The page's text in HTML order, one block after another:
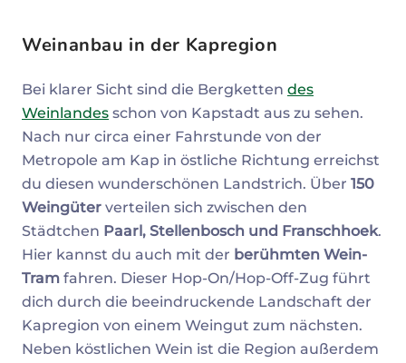
Weinanbau in der Kapregion
Bei klarer Sicht sind die Bergketten des
Weinlandes schon von Kapstadt aus zu sehen.
Nach nur circa einer Fahrstunde von der
Metropole am Kap in östliche Richtung erreichst
du diesen wunderschönen Landstrich. Über 150
Weingüter verteilen sich zwischen den
Städtchen Paarl, Stellenbosch und Franschhoek.
Hier kannst du auch mit der berühmten Wein-
Tram fahren. Dieser Hop-On/Hop-Off-Zug führt
dich durch die beeindruckende Landschaft der
Kapregion von einem Weingut zum nächsten.
Neben köstlichen Wein ist die Region außerdem